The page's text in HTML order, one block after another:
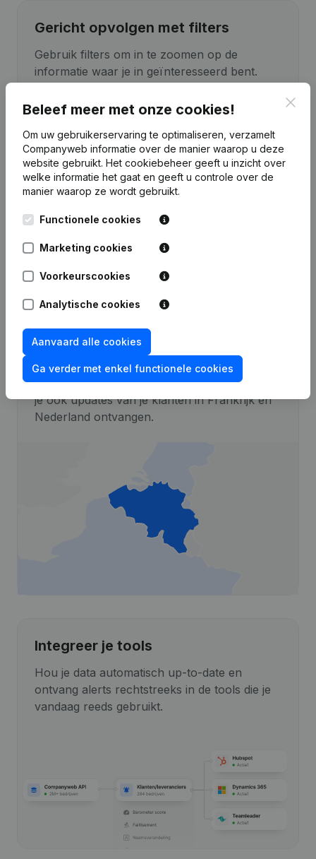
Gericht opvolgen met filters
Gebruik filters om in te zoomen op de
informatie waar je in geïnteresseerd bent.
Alerts uit Frankrijk en Nederland
Met onze International Alerts uitbreiding kan
je ook updates van je klanten in Frankrijk en
Nederland ontvangen.
Integreer je tools
Hou je data automatisch up-to-date en
ontvang alerts rechtstreeks in de tools die je
vandaag reeds gebruikt.
Beleef meer met onze cookies!
Om uw gebruikerservaring te optimaliseren, verzamelt
Companyweb informatie over de manier waarop u deze
website gebruikt. Het cookiebeheer geeft u inzicht over
welke informatie het gaat en geeft u controle over de
manier waarop ze wordt gebruikt.
Functionele cookies
Marketing cookies
Voorkeurscookies
Analytische cookies
Aanvaard alle cookies
Ga verder met enkel functionele cookies